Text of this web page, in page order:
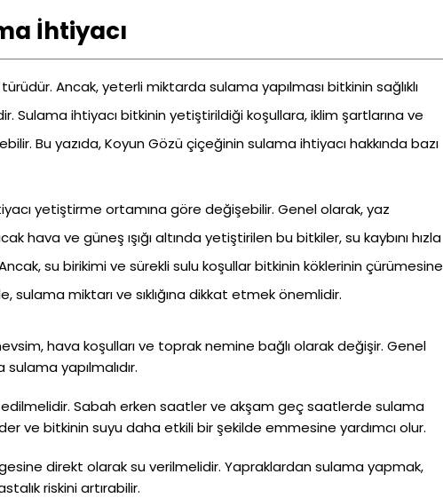
İhtiyacı
Ancak, yeterli miktarda sulama yapılması bitkinin sağlıklı
Sulama ihtiyacı bitkinin yetiştirildiği koşullara, iklim şartlarına ve
Bu yazıda, Koyun Gözü çiçeğinin sulama ihtiyacı hakkında bazı
yetiştirme ortamına göre değişebilir. Genel olarak, yaz
hava ve güneş ışığı altında yetiştirilen bu bitkiler, su kaybını hızla
su birikimi ve sürekli sulu koşullar bitkinin köklerinin çürümesine
miktarı ve sıklığına dikkat etmek önemlidir.
hava koşulları ve toprak nemine bağlı olarak değişir. Genel
yapılmalıdır.
Sabah erken saatler ve akşam geç saatlerde sulama
ve bitkinin suyu daha etkili bir şekilde emmesine yardımcı olur.
direkt olarak su verilmelidir. Yapraklardan sulama yapmak,
riskini artırabilir.